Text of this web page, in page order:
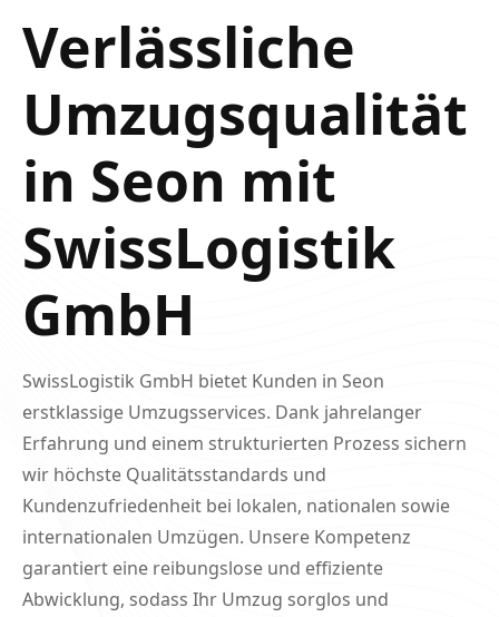
Verlässliche
Umzugsqualität
in Seon mit
SwissLogistik
GmbH
SwissLogistik GmbH bietet Kunden in Seon
erstklassige Umzugsservices. Dank jahrelanger
Erfahrung und einem strukturierten Prozess sichern
wir höchste Qualitätsstandards und
Kundenzufriedenheit bei lokalen, nationalen sowie
internationalen Umzügen. Unsere Kompetenz
garantiert eine reibungslose und effiziente
Abwicklung, sodass Ihr Umzug sorglos und